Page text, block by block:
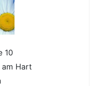
10
Hart